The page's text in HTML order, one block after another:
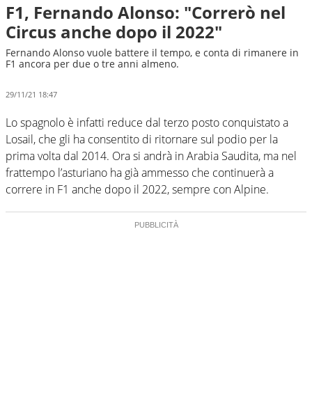
F1, Fernando Alonso: "Correrò nel
Circus anche dopo il 2022"
Fernando Alonso vuole battere il tempo, e conta di rimanere in
F1 ancora per due o tre anni almeno.
29/11/21 18:47
Lo spagnolo è infatti reduce dal terzo posto conquistato a
Losail, che gli ha consentito di ritornare sul podio per la
prima volta dal 2014. Ora si andrà in Arabia Saudita, ma nel
frattempo l’asturiano ha già ammesso che continuerà a
correre in F1 anche dopo il 2022, sempre con Alpine.